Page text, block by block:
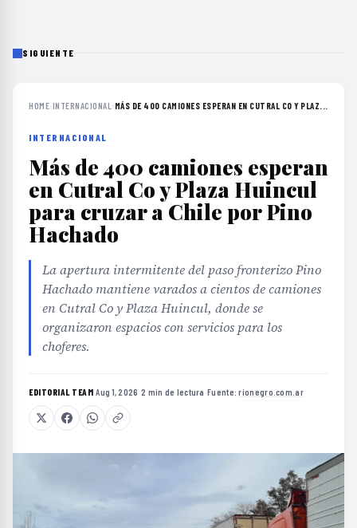
SIGUIENTE
HOME›INTERNACIONAL › MÁS DE 400 CAMIONES ESPERAN EN CUTRAL CO Y PLAZ...
INTERNACIONAL
Más de 400 camiones esperan
en Cutral Co y Plaza Huincul
para cruzar a Chile por Pino
Hachado
La apertura intermitente del paso fronterizo Pino
Hachado mantiene varados a cientos de camiones
en Cutral Co y Plaza Huincul, donde se
organizaron espacios con servicios para los
choferes.
EDITORIAL TEAM·Aug 1, 2026 ·2 min de lectura ·Fuente:rionegro.com.ar